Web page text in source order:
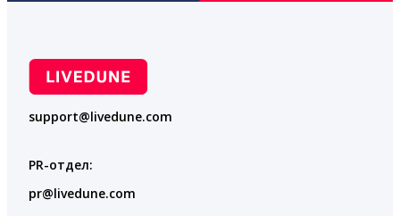
support@livedune.com
PR-отдел:
pr@livedune.com